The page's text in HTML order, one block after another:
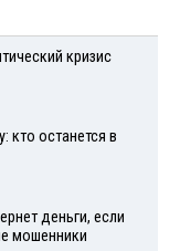
кризис
кто останется в
деньги, если
мошенники